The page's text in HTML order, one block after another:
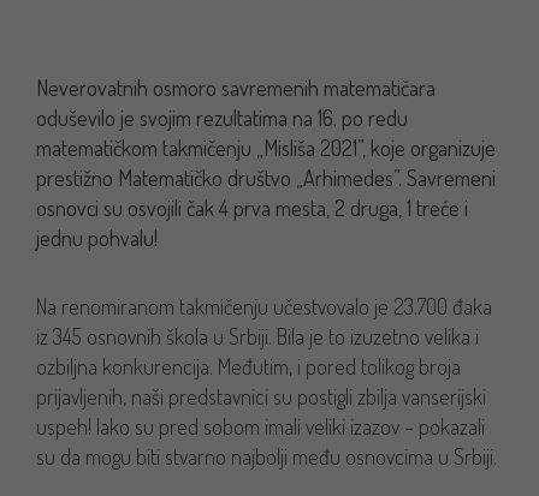
Neverovatnih osmoro savremenih matematičara
oduševilo je svojim rezultatima na 16. po redu
matematičkom takmičenju „Misliša 2021”, koje organizuje
prestižno Matematičko društvo „Arhimedes”. Savremeni
osnovci su osvojili čak 4 prva mesta, 2 druga, 1 treće i
jednu pohvalu!
Na renomiranom takmičenju učestvovalo je 23.700 đaka
iz 345 osnovnih škola u Srbiji. Bila je to izuzetno velika i
ozbiljna konkurencija. Međutim, i pored tolikog broja
prijavljenih, naši predstavnici su postigli zbilja vanserijski
uspeh! Iako su pred sobom imali veliki izazov – pokazali
su da mogu biti stvarno najbolji među osnovcima u Srbiji.